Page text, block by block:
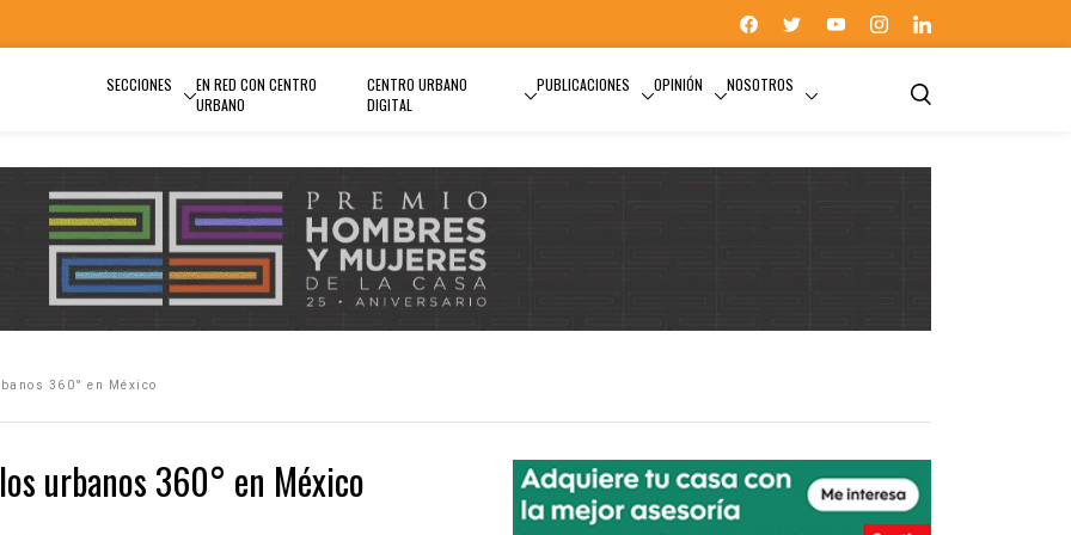
SECCIONES
EN RED CON CENTRO
URBANO
CENTRO URBANO
DIGITAL
PUBLICACIONES OPINIÓN NOSOTROS
360° en México
urbanos 360° en México